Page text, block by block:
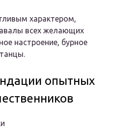
характером,
всех желающих
настроение, бурное
опытных